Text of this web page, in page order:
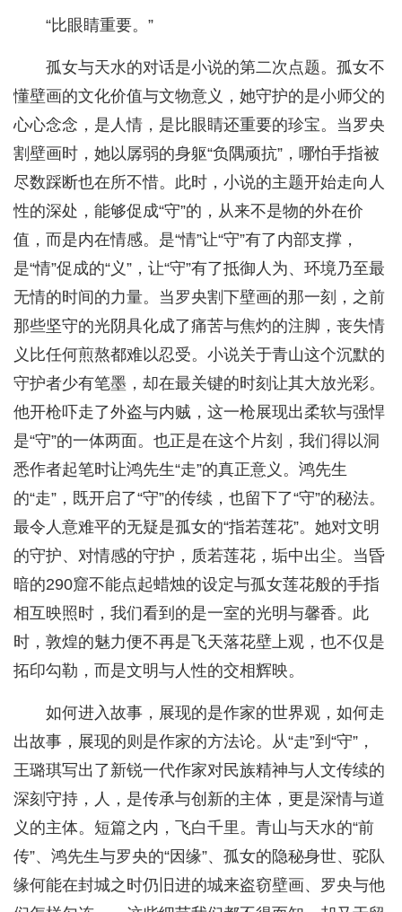
“比眼睛重要。”
孤女与天水的对话是小说的第二次点题。孤女不
懂壁画的文化价值与文物意义，她守护的是小师父的
心心念念，是人情，是比眼睛还重要的珍宝。当罗央
割壁画时，她以孱弱的身躯“负隅顽抗”，哪怕手指被
尽数踩断也在所不惜。此时，小说的主题开始走向人
性的深处，能够促成“守”的，从来不是物的外在价
值，而是内在情感。是“情”让“守”有了内部支撑，
是“情”促成的“义”，让“守”有了抵御人为、环境乃至最
无情的时间的力量。当罗央割下壁画的那一刻，之前
那些坚守的光阴具化成了痛苦与焦灼的注脚，丧失情
义比任何煎熬都难以忍受。小说关于青山这个沉默的
守护者少有笔墨，却在最关键的时刻让其大放光彩。
他开枪吓走了外盗与内贼，这一枪展现出柔软与强悍
是“守”的一体两面。也正是在这个片刻，我们得以洞
悉作者起笔时让鸿先生“走”的真正意义。鸿先生
的“走”，既开启了“守”的传续，也留下了“守”的秘法。
最令人意难平的无疑是孤女的“指若莲花”。她对文明
的守护、对情感的守护，质若莲花，垢中出尘。当昏
暗的290窟不能点起蜡烛的设定与孤女莲花般的手指
相互映照时，我们看到的是一室的光明与馨香。此
时，敦煌的魅力便不再是飞天落花壁上观，也不仅是
拓印勾勒，而是文明与人性的交相辉映。
如何进入故事，展现的是作家的世界观，如何走
出故事，展现的则是作家的方法论。从“走”到“守”，
王璐琪写出了新锐一代作家对民族精神与人文传续的
深刻守持，人，是传承与创新的主体，更是深情与道
义的主体。短篇之内，飞白千里。青山与天水的“前
传”、鸿先生与罗央的“因缘”、孤女的隐秘身世、驼队
缘何能在封城之时仍旧进的城来盗窃壁画、罗央与他